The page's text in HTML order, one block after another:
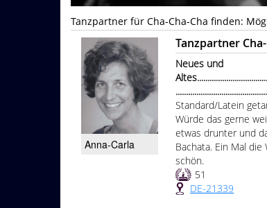
Tanzpartner für Cha-Cha-Cha finden:
Anna-Carla
Tanzpartner
Neues und
Standard/Latein
Würde das gerne
etwas drunter und
Bachata. Ein Mal
schön.
51
DE-21339